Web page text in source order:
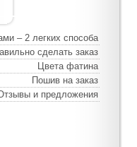
– 2 легких способа
сделать заказ
Цвета фатина
Пошив на заказ
и предложения